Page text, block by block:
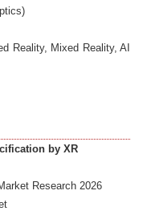
Reality, Mixed Reality, AI
by XR
Research 2026